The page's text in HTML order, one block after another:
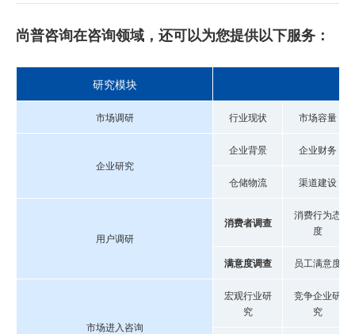
尚普咨询在咨询领域，还可以为您提供以下服务：
研究模块
市场调研 行业现状 市场容量
企业研究
企业背景 企业财务
仓储物流 渠道建设
用户调研
消费者调查
消费行为态
度
满意度调查 员工满意度
市场进入咨询
宏观行业研
究
竞争企业研
究